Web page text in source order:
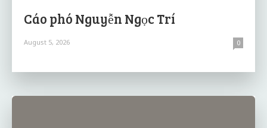
Cáo phó Nguyễn Ngọc Trí
August 5, 2026 0